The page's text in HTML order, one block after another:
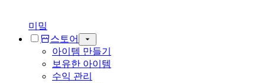
미밐
스토어
아이템 만들기
보유한 아이템
수익 관리